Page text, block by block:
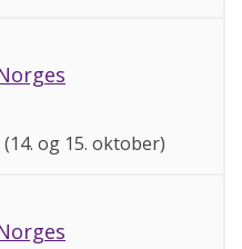
og 15. oktober)